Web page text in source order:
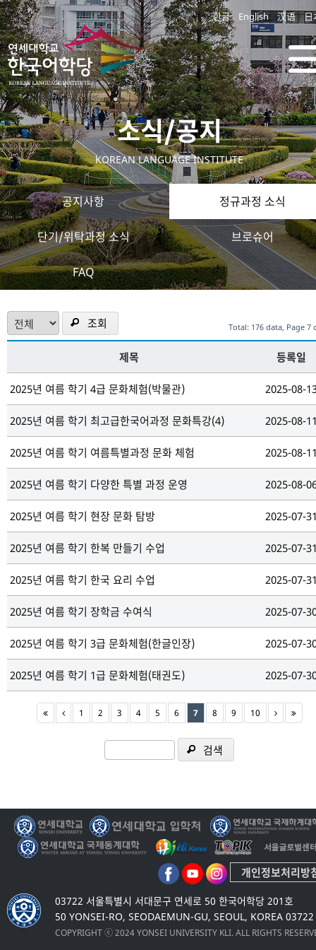
한글 English 汉语 日
소식/공지
KOREAN LANGUAGE INSTITUTE
공지사항 정규과정 소식
단기/위탁과정 소식 브로슈어
FAQ
조회 Total: 176 data, Page 7
제목 등록일
2025년 여름 학기 4급 문화체험(박물관) 2025-08-
2025년 여름 학기 최고급한국어과정 문화특강(4) 2025-08-
2025년 여름 학기 여름특별과정 문화 체험 2025-08-
2025년 여름 학기 다양한 특별 과정 운영 2025-08-
2025년 여름 학기 현장 문화 탐방 2025-07-
2025년 여름 학기 한복 만들기 수업 2025-07-
2025년 여름 학기 한국 요리 수업 2025-07-
2025년 여름 학기 장학금 수여식 2025-07-
2025년 여름 학기 3급 문화체험(한글인장) 2025-07-
2025년 여름 학기 1급 문화체험(태권도) 2025-07-
1 2 3 4 5 6 7 8 9 10
검색
03722 서울특별시 서대문구 연세로 50 한국어학당 201호
50 YONSEI-RO, SEODAEMUN-GU, SEOUL, KOREA 03722
COPYRIGHT ⓒ 2024 YONSEI UNIVERSITY KLI. ALL RIGHTS
개인정보처리방